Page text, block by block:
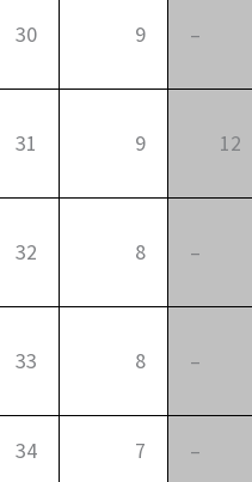
30 9 –
31 9 12
32 8 –
33 8 –
34 7 –